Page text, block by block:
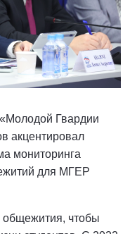
Гвардии
акцентировал
мониторинга
для МГЕР
общежития, чтобы